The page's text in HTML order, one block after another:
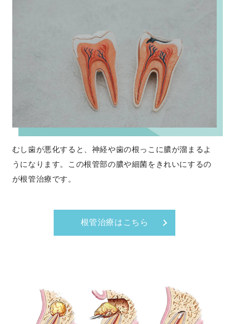
むし歯が悪化すると、神経や歯の根っこに膿が溜まるよ
うになります。この根管部の膿や細菌をきれいにするの
が根管治療です。
根管治療はこちら